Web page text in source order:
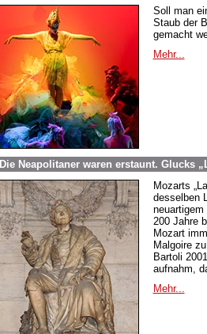
Soll man
Staub der
gemacht
Mehr...
Die Neapolitaner waren erstaunt. Glucks
Mozarts
desselben
neuartigem
200 Jahre
Mozart
Malgoire
Bartoli
aufnahm,
Mehr...